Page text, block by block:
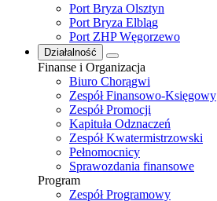
Port Bryza Olsztyn
Port Bryza Elbląg
Port ZHP Węgorzewo
Działalność
Finanse i Organizacja
Biuro Chorągwi
Zespół Finansowo-Księgowy
Zespół Promocji
Kapituła Odznaczeń
Zespół Kwatermistrzowski
Pełnomocnicy
Sprawozdania finansowe
Program
Zespół Programowy